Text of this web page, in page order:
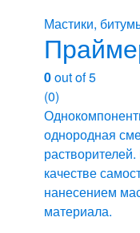
Мастики,
0out of 5
(0)
однородная
качестве
нанесением
материала.